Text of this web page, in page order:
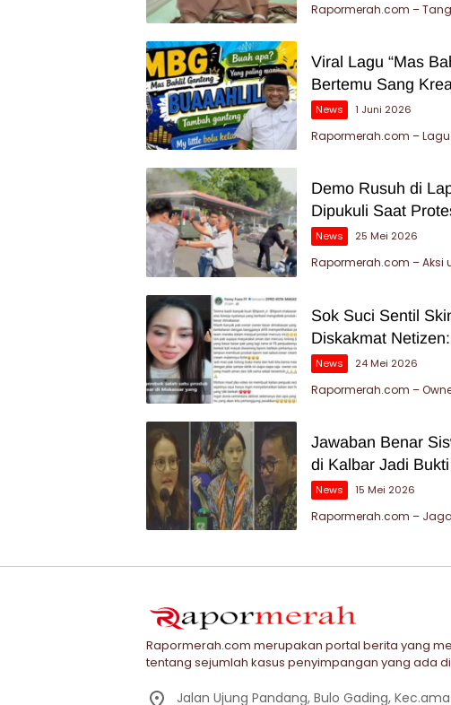
Rapormerah.com –
Viral Lagu “Mas
Bertemu Sang
News 1 Juni 2026
Rapormerah.com –
Demo Rusuh di
Dipukuli Saat
News 25 Mei 2026
Rapormerah.com – Aksi
Sok Suci Sentil
Diskakmat
News 24 Mei 2026
Rapormerah.com –
Jawaban Benar
di Kalbar Jadi
News 15 Mei 2026
Rapormerah.com –
Rapormerah.com merupakan portal berita yang
tentang sejumlah kasus penyimpangan yang ada
Jalan Ujung Pandang, Bulo Gading,